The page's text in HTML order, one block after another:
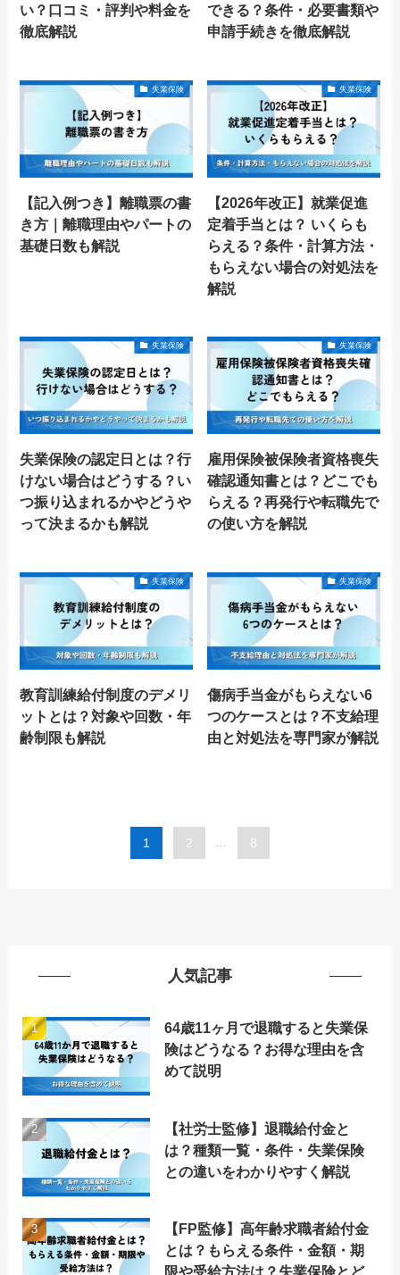
い？口コミ・評判や料金を
徹底解説
できる？条件・必要書類や
申請手続きを徹底解説
失業保険
【記入例つき】離職票の書
き方｜離職理由やパートの
基礎日数も解説
失業保険
【2026年改正】就業促進
定着手当とは？ いくらも
らえる？条件・計算方法・
もらえない場合の対処法を
解説
失業保険
失業保険の認定日とは？行
けない場合はどうする？い
つ振り込まれるかやどうや
って決まるかも解説
失業保険
雇用保険被保険者資格喪失
確認通知書とは？どこでも
らえる？再発行や転職先で
の使い方を解説
失業保険
教育訓練給付制度のデメリ
ットとは？対象や回数・年
齢制限も解説
失業保険
傷病手当金がもらえない6
つのケースとは？不支給理
由と対処法を専門家が解説
1 2 ... 8
人気記事
64歳11ヶ月で退職すると失業保
険はどうなる？お得な理由を含
めて説明
【社労士監修】退職給付金と
は？種類一覧・条件・失業保険
との違いをわかりやすく解説
【FP監修】高年齢求職者給付金
とは？もらえる条件・金額・期
限や受給方法は？失業保険とど